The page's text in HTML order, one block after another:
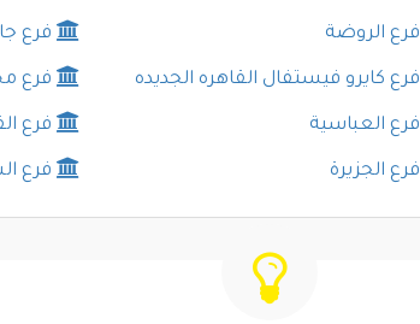
فرع الروضة فرع
فرع كايرو فيستفال القاهره الجديده فرع
فرع العباسية فرع
فرع الجزيرة فرع